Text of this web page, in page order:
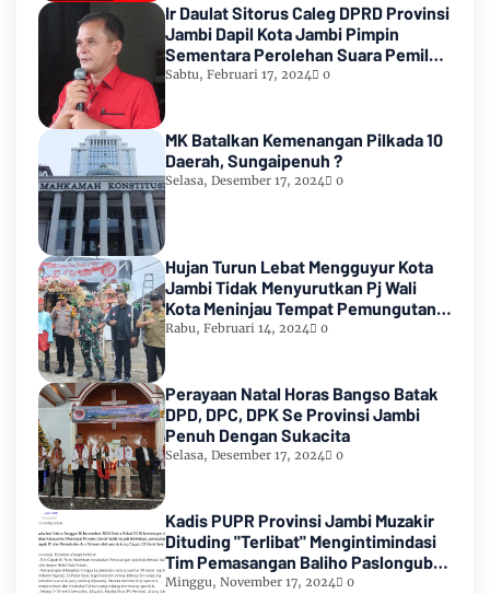
Ir Daulat Sitorus Caleg DPRD Provinsi
Jambi Dapil Kota Jambi Pimpin
Sementara Perolehan Suara Pemilu
2024
Sabtu, Februari 17, 2024 0
MK Batalkan Kemenangan Pilkada 10
Daerah, Sungaipenuh ?
Selasa, Desember 17, 2024 0
Hujan Turun Lebat Mengguyur Kota
Jambi Tidak Menyurutkan Pj Wali
Kota Meninjau Tempat Pemungutan
Suara Pemilu 2024
Rabu, Februari 14, 2024 0
Perayaan Natal Horas Bangso Batak
DPD, DPC, DPK Se Provinsi Jambi
Penuh Dengan Sukacita
Selasa, Desember 17, 2024 0
Kadis PUPR Provinsi Jambi Muzakir
Dituding "Terlibat" Mengintimindasi
Tim Pemasangan Baliho Paslongub
Romi-Sudirman
Minggu, November 17, 2024 0